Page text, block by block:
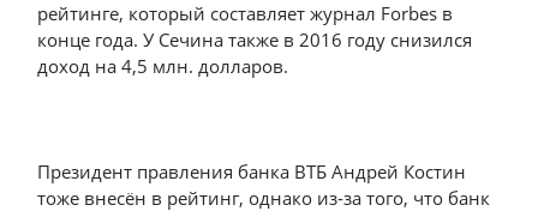
рейтинге, который составляет журнал Forbes в
конце года. У Сечина также в 2016 году снизился
доход на 4,5 млн. долларов.
Президент правления банка ВТБ Андрей Костин
тоже внесён в рейтинг, однако из-за того, что банк